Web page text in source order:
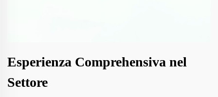
Esperienza Comprehensiva nel
Settore